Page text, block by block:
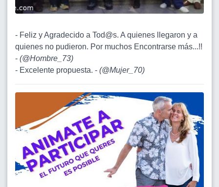
- Feliz y Agradecido a Tod@s. A quienes llegaron y a
quienes no pudieron. Por muchos Encontrarse más...!!
- (@Hombre_73)
- Excelente propuesta. - (@Mujer_70)